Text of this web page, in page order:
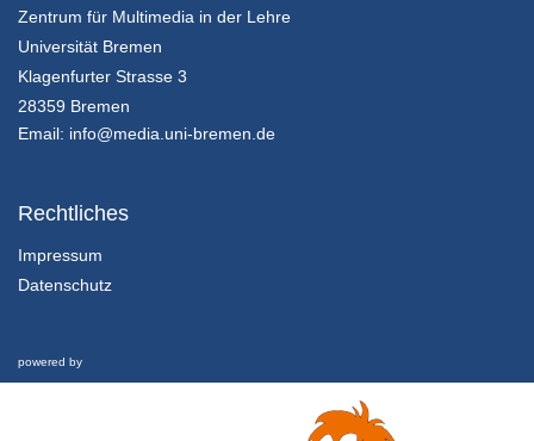
13/03/2019
Zentrum für Multimedia in der Lehre
Universität Bremen
Klagenfurter Strasse 3
28359 Bremen
Email: info@media.uni-bremen.de
Rechtliches
Impressum
Datenschutz
powered by